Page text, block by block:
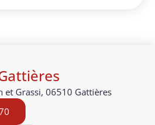
et Grassi, 06510 Gattières